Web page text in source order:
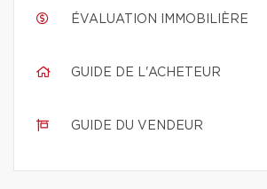
ÉVALUATION IMMOBILIÈRE
GUIDE DE L'ACHETEUR
GUIDE DU VENDEUR